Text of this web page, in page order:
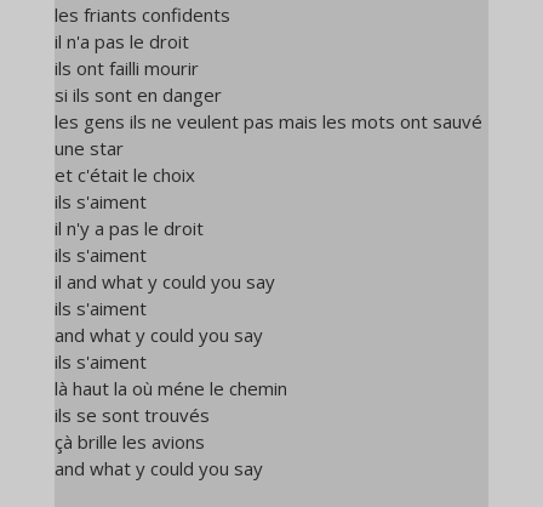
les friants confidents
il n'a pas le droit
ils ont failli mourir
si ils sont en danger
les gens ils ne veulent pas mais les mots ont sauvé
une star
et c'était le choix
ils s'aiment
il n'y a pas le droit
ils s'aiment
il and what y could you say
ils s'aiment
and what y could you say
ils s'aiment
là haut la où méne le chemin
ils se sont trouvés
çà brille les avions
and what y could you say